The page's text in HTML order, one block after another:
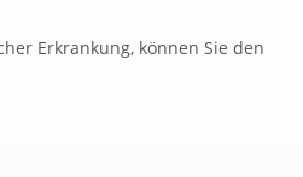
Erkrankung, können Sie den